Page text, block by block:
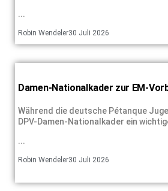
...
Robin Wendeler30 Juli 2026
Damen-Nationalkader zur EM-
Während die deutsche Pétanque
DPV-Damen-Nationalkader ein
...
Robin Wendeler30 Juli 2026